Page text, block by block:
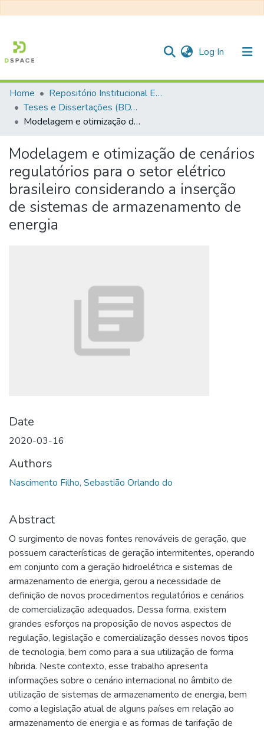
Log In (current)
Communities & Collections
All of DSpace
Statistics
Home
Repositório Institucional EESC
Teses e Dissertações (BDTD USP)
Modelagem e otimização de cenários regulatórios para o setor elétrico brasileiro considerando a inserção de sistemas de armazenamento de energia
Modelagem e otimização de cenários
regulatórios para o setor elétrico
brasileiro considerando a inserção
de sistemas de armazenamento de
energia
Date
2020-03-16
Authors
Nascimento Filho, Sebastião Orlando do
Abstract
O surgimento de novas fontes renováveis de geração, que
possuem características de geração intermitentes, operando
em conjunto com a geração hidroelétrica e sistemas de
armazenamento de energia, gerou a necessidade de
definição de novos procedimentos regulatórios e cenários
de comercialização adequados. Dessa forma, existem
grandes esforços na proposição de novos aspectos de
regulação, legislação e comercialização desses novos tipos
de tecnologia, bem como para a sua utilização de forma
híbrida. Neste contexto, esse trabalho apresenta
informações sobre o cenário internacional no âmbito de
utilização de sistemas de armazenamento de energia, bem
como a legislação atual de alguns países em relação ao
armazenamento de energia e as formas de tarifação de